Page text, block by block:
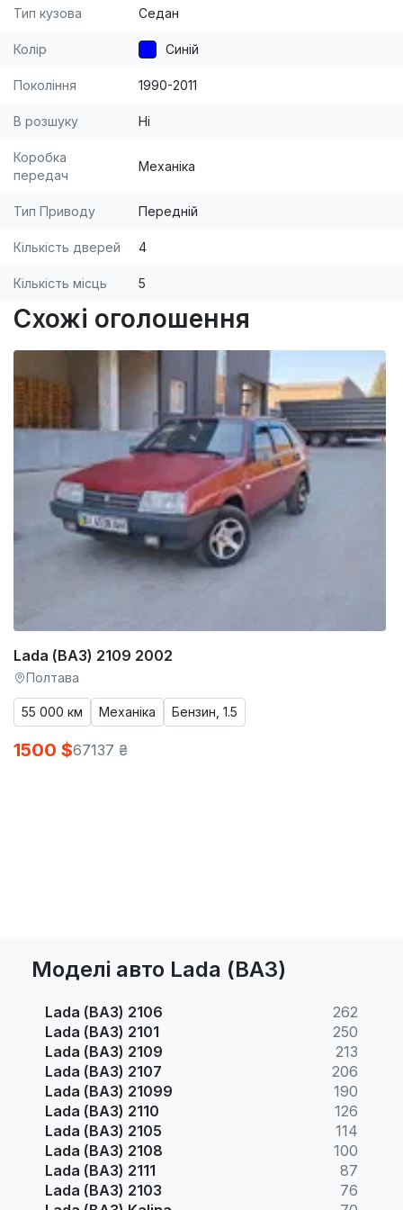
Тип кузова Седан
Колір Синій
Покоління 1990-2011
В розшуку Ні
Коробка
передач
Механіка
Тип Приводу Передній
Кількість дверей 4
Кількість місць 5
Схожі оголошення
Lada (ВАЗ) 2109 2002
Полтава
55 000 км Механіка Бензин, 1.5
1500 $67137 ₴
Моделі авто Lada (ВАЗ)
Lada (ВАЗ) 2106
262
Lada (ВАЗ) 2101
250
Lada (ВАЗ) 2109
213
Lada (ВАЗ) 2107
206
Lada (ВАЗ) 21099
190
Lada (ВАЗ) 2110
126
Lada (ВАЗ) 2105
114
Lada (ВАЗ) 2108
100
Lada (ВАЗ) 2111
87
Lada (ВАЗ) 2103
76